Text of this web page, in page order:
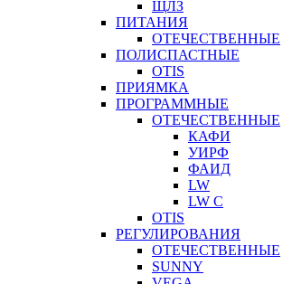
ЩЛЗ
ПИТАНИЯ
ОТЕЧЕСТВЕННЫЕ
ПОЛИСПАСТНЫЕ
OTIS
ПРИЯМКА
ПРОГРАММНЫЕ
ОТЕЧЕСТВЕННЫЕ
КАФИ
УИРФ
ФАИД
LW
LW C
OTIS
РЕГУЛИРОВАНИЯ
ОТЕЧЕСТВЕННЫЕ
SUNNY